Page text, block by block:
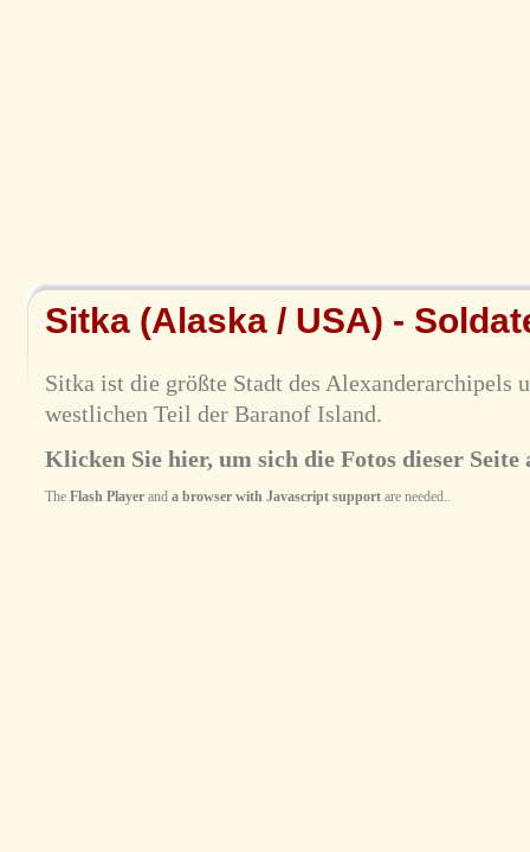
Sitka (Alaska / USA) -
Sitka ist die größte Stadt des Alexanderarchipels
westlichen Teil der Baranof Island.
Klicken Sie hier, um sich die Fotos dieser Seite
The Flash Playerand a browser with Javascript supportare needed..